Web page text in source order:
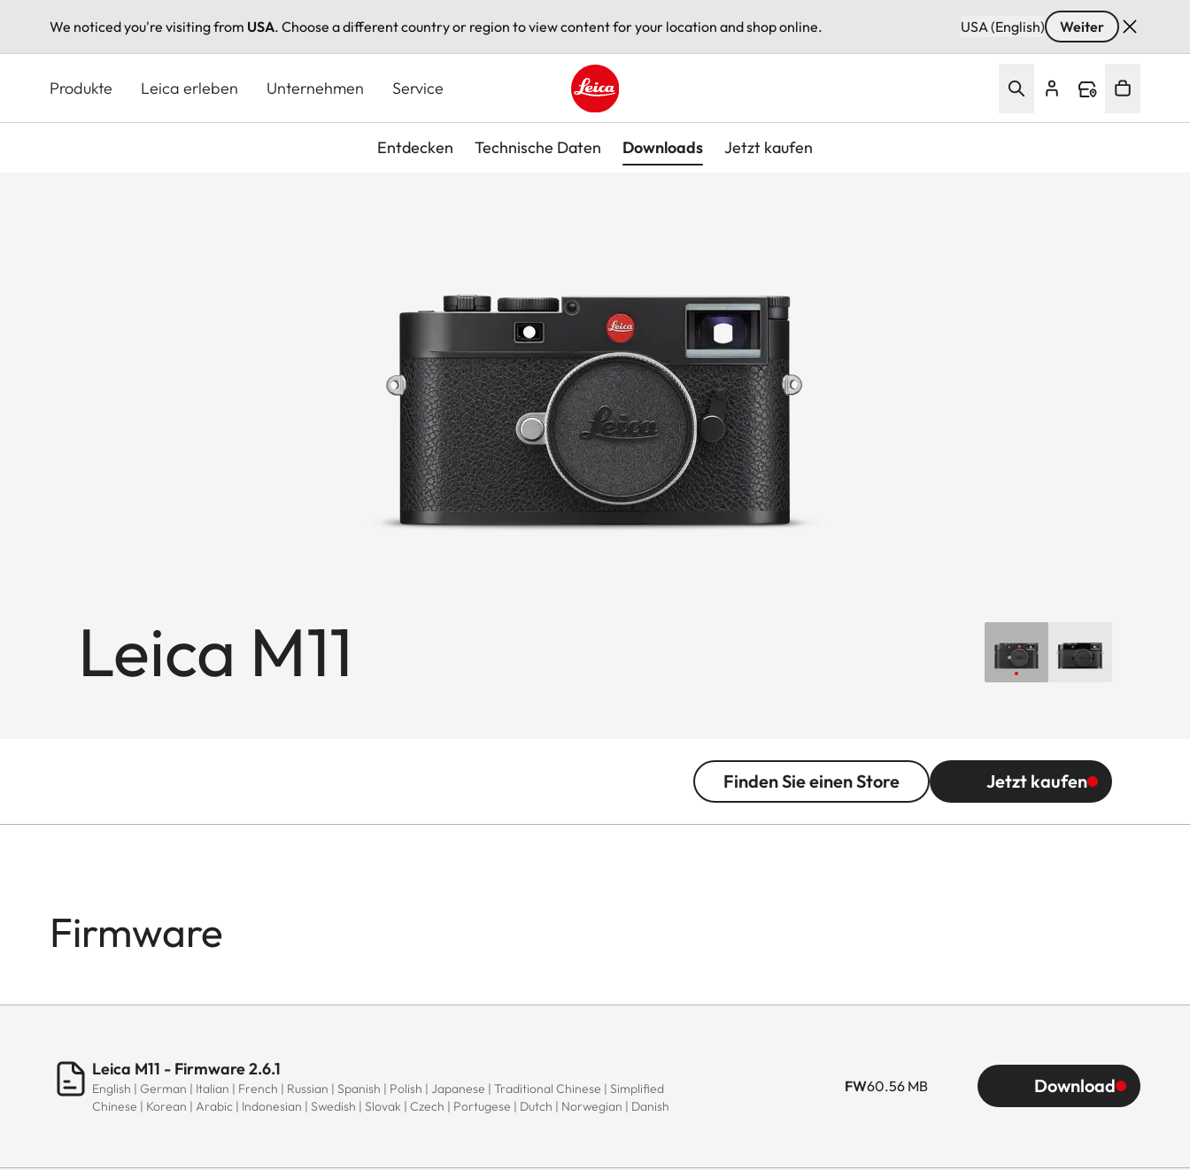
We noticed you're visiting from USA. Choose a different country or region to view content for your location and shop online. USA (English) Weiter
Produkte Leica erleben Unternehmen Service
Leica logo - Home
Entdecken Technische Daten Downloads Jetzt kaufen
Leica M11
Finden Sie einen Store Jetzt kaufen
Firmware
Leica M11 - Firmware 2.6.1
English | German | Italian | French | Russian | Spanish | Polish | Japanese | Traditional Chinese | Simplified
Chinese | Korean | Arabic | Indonesian | Swedish | Slovak | Czech | Portugese | Dutch | Norwegian | Danish
FW60.56 MB Download